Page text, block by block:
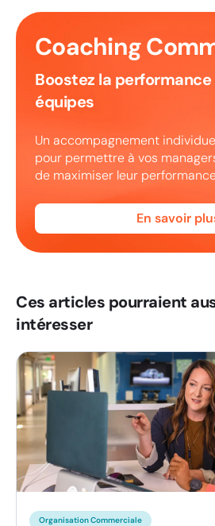
Coaching
Boostez la performance
équipes
Un accompagnement
pour permettre à vos
de maximiser leur
En savoir
Ces articles pourraient
intéresser
Organisation Commerciale